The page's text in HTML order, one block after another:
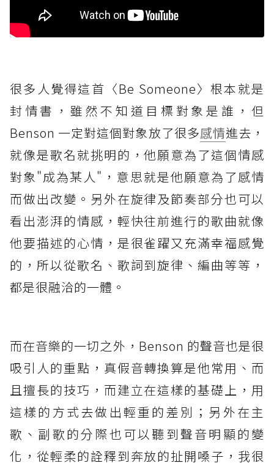
很多人覺得這首〈Be Someone〉根本就是
封情書，雖然不知道目標對象是誰，但
Benson 一定對這個對象放了很多感情進去，
就像是歌名就挑明的，他願意為了這個情感
對象"成為某人"，意思就是他願意為了感情
而做出改變。另外在旋律及節奏部分也可以
看出澎湃的情感，輕快往前進行的歌曲就像
他要描述的心情，是很雀躍又充滿幸福感覺
的，所以從歌名、歌詞到旋律、編曲等等，
都是很融洽的一體。
而在音樂的一切之外，Benson 的聲音也是很
吸引人的重點，真假音轉換算是他常用、而
且擅長的技巧，而建立在這樣的基礎上，用
這樣的方式去做出輕重的差別；另外在主
歌、副歌的分際也可以聽到聲音明顯的變
化，從輕柔的詮釋到奔放的扯開嗓子，我很